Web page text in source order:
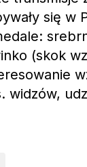
się w
(skok
widzów,